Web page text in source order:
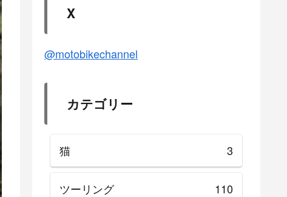
X
@motobikechannel
カテゴリー
猫 3
ツーリング 110